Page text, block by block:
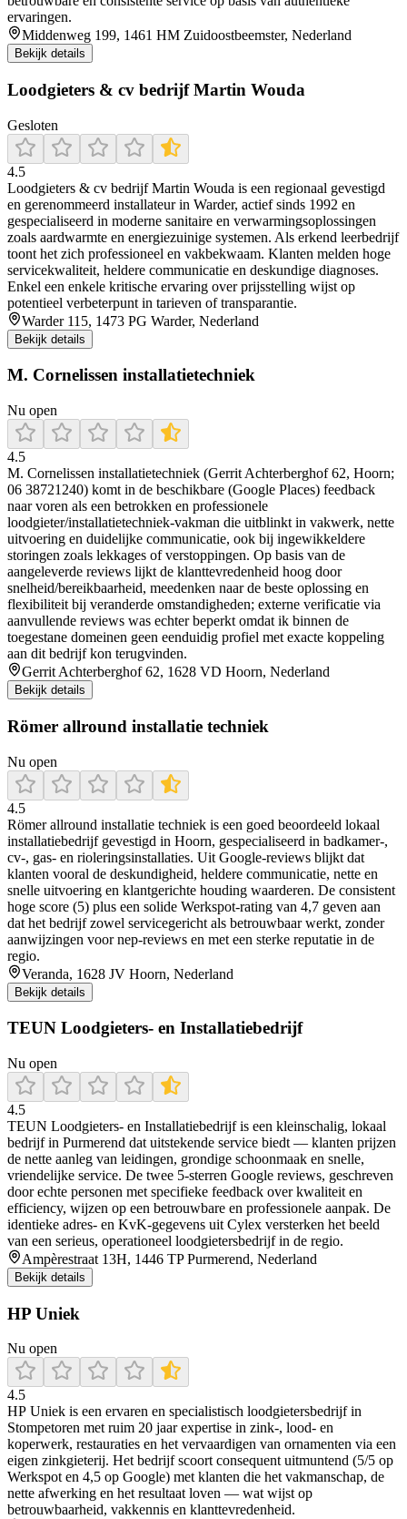
ervaringen.
Middenweg 199, 1461 HM Zuidoostbeemster, Nederland
Bekijk details
Loodgieters & cv bedrijf Martin Wouda
Gesloten
4.5
Loodgieters & cv bedrijf Martin Wouda is een regionaal gevestigd
en gerenommeerd installateur in Warder, actief sinds 1992 en
gespecialiseerd in moderne sanitaire en verwarmingsoplossingen
zoals aardwarmte en energiezuinige systemen. Als erkend leerbedrijf
toont het zich professioneel en vakbekwaam. Klanten melden hoge
servicekwaliteit, heldere communicatie en deskundige diagnoses.
Enkel een enkele kritische ervaring over prijsstelling wijst op
potentieel verbeterpunt in tarieven of transparantie.
Warder 115, 1473 PG Warder, Nederland
Bekijk details
M. Cornelissen installatietechniek
Nu open
4.5
M. Cornelissen installatietechniek (Gerrit Achterberghof 62, Hoorn;
06 38721240) komt in de beschikbare (Google Places) feedback
naar voren als een betrokken en professionele
loodgieter/installatietechniek-vakman die uitblinkt in vakwerk, nette
uitvoering en duidelijke communicatie, ook bij ingewikkeldere
storingen zoals lekkages of verstoppingen. Op basis van de
aangeleverde reviews lijkt de klanttevredenheid hoog door
snelheid/bereikbaarheid, meedenken naar de beste oplossing en
flexibiliteit bij veranderde omstandigheden; externe verificatie via
aanvullende reviews was echter beperkt omdat ik binnen de
toegestane domeinen geen eenduidig profiel met exacte koppeling
aan dit bedrijf kon terugvinden.
Gerrit Achterberghof 62, 1628 VD Hoorn, Nederland
Bekijk details
Römer allround installatie techniek
Nu open
4.5
Römer allround installatie techniek is een goed beoordeeld lokaal
installatiebedrijf gevestigd in Hoorn, gespecialiseerd in badkamer-,
cv‑, gas‑ en rioleringsinstallaties. Uit Google-reviews blijkt dat
klanten vooral de deskundigheid, heldere communicatie, nette en
snelle uitvoering en klantgerichte houding waarderen. De consistent
hoge score (5) plus een solide Werkspot-rating van 4,7 geven aan
dat het bedrijf zowel servicegericht als betrouwbaar werkt, zonder
aanwijzingen voor nep‑reviews en met een sterke reputatie in de
regio.
Veranda, 1628 JV Hoorn, Nederland
Bekijk details
TEUN Loodgieters- en Installatiebedrijf
Nu open
4.5
TEUN Loodgieters‑ en Installatiebedrijf is een kleinschalig, lokaal
bedrijf in Purmerend dat uitstekende service biedt — klanten prijzen
de nette aanleg van leidingen, grondige schoonmaak en snelle,
vriendelijke service. De twee 5‑sterren Google reviews, geschreven
door echte personen met specifieke feedback over kwaliteit en
efficiency, wijzen op een betrouwbare en professionele aanpak. De
identieke adres- en KvK‑gegevens uit Cylex versterken het beeld
van een serieus, operationeel loodgietersbedrijf in de regio.
Ampèrestraat 13H, 1446 TP Purmerend, Nederland
Bekijk details
HP Uniek
Nu open
4.5
HP Uniek is een ervaren en specialistisch loodgietersbedrijf in
Stompetoren met ruim 20 jaar expertise in zink-, lood- en
koperwerk, restauraties en het vervaardigen van ornamenten via een
eigen zinkgieterij. Het bedrijf scoort consequent uitmuntend (5/5 op
Werkspot en 4,5 op Google) met klanten die het vakmanschap, de
nette afwerking en het resultaat loven — wat wijst op
betrouwbaarheid, vakkennis en klanttevredenheid.